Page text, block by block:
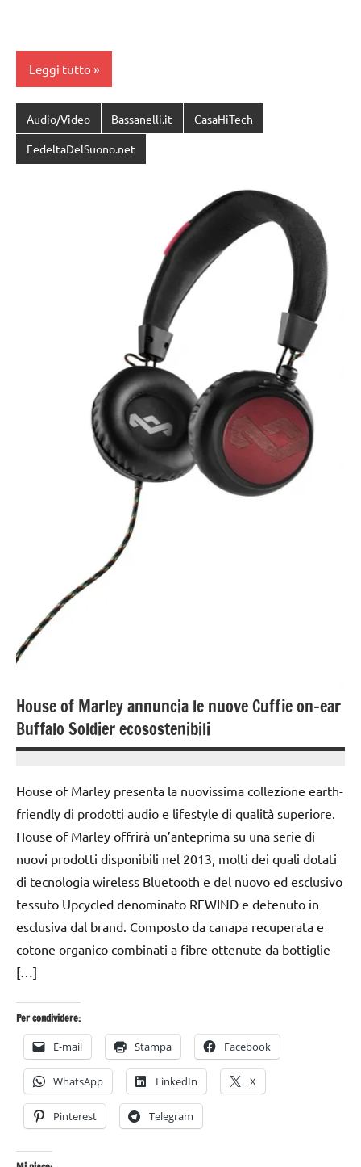
Leggi tutto
Audio/Video Bassanelli.it CasaHiTech
FedeltaDelSuono.net
House of Marley annuncia le nuove Cuffie on-ear
Buffalo Soldier ecosostenibili
Dicembre
2015
Bassanelli
House of Marley presenta la nuovissima collezione earth-
friendly di prodotti audio e lifestyle di qualità superiore.
House of Marley offrirà un’anteprima su una serie di
nuovi prodotti disponibili nel 2013, molti dei quali dotati
di tecnologia wireless Bluetooth e del nuovo ed esclusivo
tessuto Upcycled denominato REWIND e detenuto in
esclusiva dal brand. Composto da canapa recuperata e
cotone organico combinati a fibre ottenute da bottiglie
[…]
Per condividere:
E-mail Stampa Facebook
WhatsApp LinkedIn X
Pinterest Telegram